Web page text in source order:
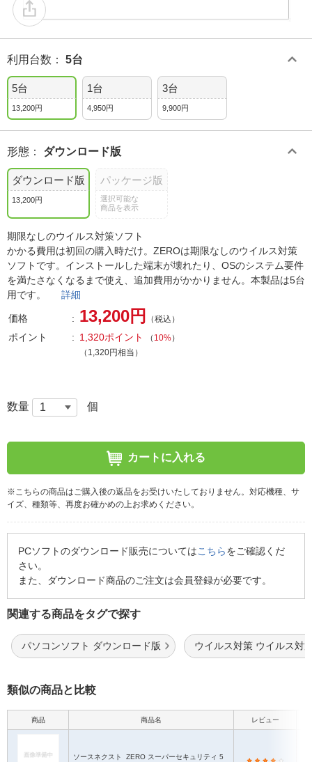
利用台数 ： 5台
5台
13,200円
1台
4,950円
3台
9,900円
形態 ： ダウンロード版
ダウンロード版
13,200円
パッケージ版
選択可能な
商品を表示
期限なしのウイルス対策ソフト
かかる費用は初回の購入時だけ。ZEROは期限なしのウイルス対策
ソフトです。インストールした端末が壊れたり、OSのシステム要件
を満たさなくなるまで使え、追加費用がかかりません。本製品は5台
用です。 詳細
価格 13,200円 （税込）
ポイント 1,320ポイント （ 10%）
（1,320円相当）
数量 個
カートに入れる
※こちらの商品はご購入後の返品をお受けいたしておりません。対応機種、サ
イズ、種類等、再度お確かめの上お求めください。
PCソフトのダウンロード販売についてはこちらをご確認くだ
さい。
また、ダウンロード商品のご注文は会員登録が必要です。
関連する商品をタグで探す
パソコンソフト ダウンロード版 ウイルス対策 ウイルス対
類似の商品と比較
商品 商品名 レビュー
ソースネクスト